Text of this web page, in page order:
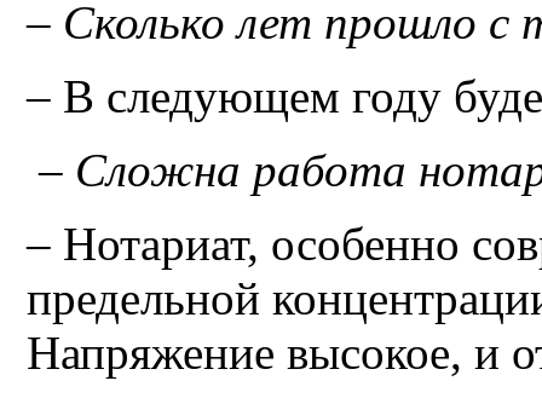
– Сколько лет прошло с
– В следующем году
– Сложна работа
– Нотариат, особенно
предельной
Напряжение высокое, и